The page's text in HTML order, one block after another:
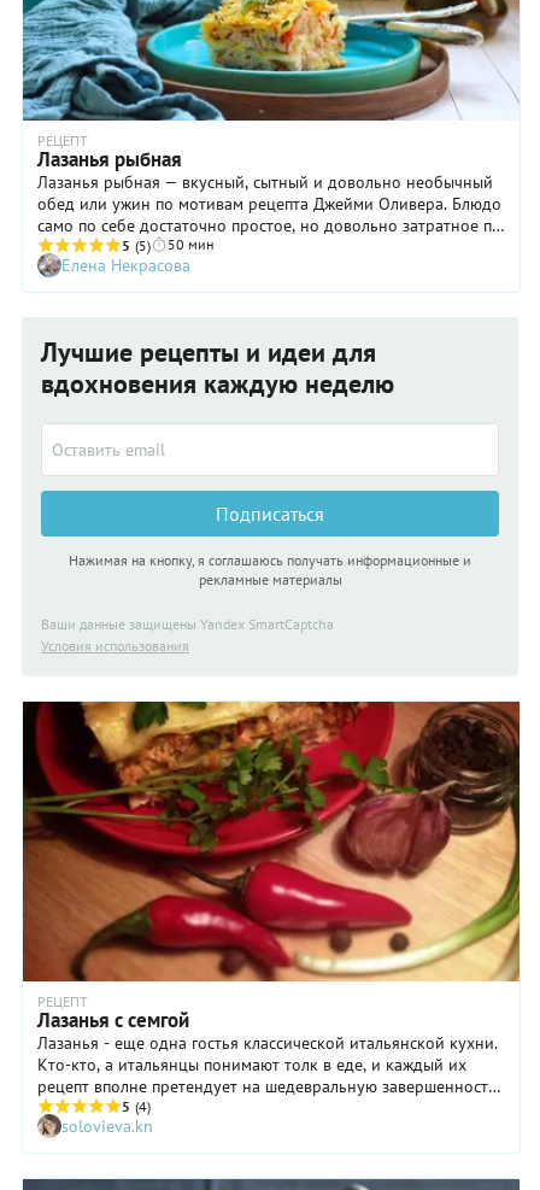
РЕЦЕПТ
Лазанья рыбная
Лазанья рыбная — вкусный, сытный и довольно необычный
обед или ужин по мотивам рецепта Джейми Оливера. Блюдо
само по себе достаточно простое, но довольно затратное по
времени. Рыбу можно использовать любую — белую или
красную, на ваш вкус, а креветки заменить копченым
лососем. В любом варианте рыбная лазанья выйдет очень
5 (5) 50 мин
Елена Некрасова
Лучшие рецепты и идеи для
вдохновения каждую неделю
Подписаться
Нажимая на кнопку, я соглашаюсь получать информационные и
рекламные материалы
Ваши данные защищены Yandex SmartCaptcha
Условия использования
РЕЦЕПТ
Лазанья с семгой
Лазанья - еще одна гостья классической итальянской кухни.
Кто-кто, а итальянцы понимают толк в еде, и каждый их
рецепт вполне претендует на шедевральную завершенность.
Но, я думаю, что кухня благодарно принимает вкусные
эксперименты, новые сочетания, разнообразие и поварскую
смелость. Поэтому, в этот раз - лазанья с красной рыбой,
вместо привычного мясного варианта. И все же, храня
5 (4)
solovieva.kn